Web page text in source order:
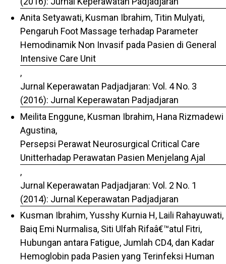
Anita Setyawati, Kusman Ibrahim, Titin Mulyati,
Pengaruh Foot Massage terhadap Parameter
Hemodinamik Non Invasif pada Pasien di General
Intensive Care Unit
,
Jurnal Keperawatan Padjadjaran: Vol. 4 No. 3
(2016): Jurnal Keperawatan Padjadjaran
Meilita Enggune, Kusman Ibrahim, Hana Rizmadewi
Agustina,
Persepsi Perawat Neurosurgical Critical Care
Unitterhadap Perawatan Pasien Menjelang Ajal
,
Jurnal Keperawatan Padjadjaran: Vol. 2 No. 1
(2014): Jurnal Keperawatan Padjadjaran
Kusman Ibrahim, Yusshy Kurnia H, Laili Rahayuwati,
Baiq Emi Nurmalisa, Siti Ulfah Rifaâ€™atul Fitri,
Hubungan antara Fatigue, Jumlah CD4, dan Kadar
Hemoglobin pada Pasien yang Terinfeksi Human